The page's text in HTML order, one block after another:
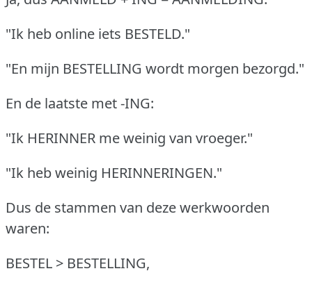
"Ik heb online iets BESTELD."
"En mijn BESTELLING wordt morgen bezorgd."
En de laatste met -ING:
"Ik HERINNER me weinig van vroeger."
"Ik heb weinig HERINNERINGEN."
Dus de stammen van deze werkwoorden
waren:
BESTEL > BESTELLING,